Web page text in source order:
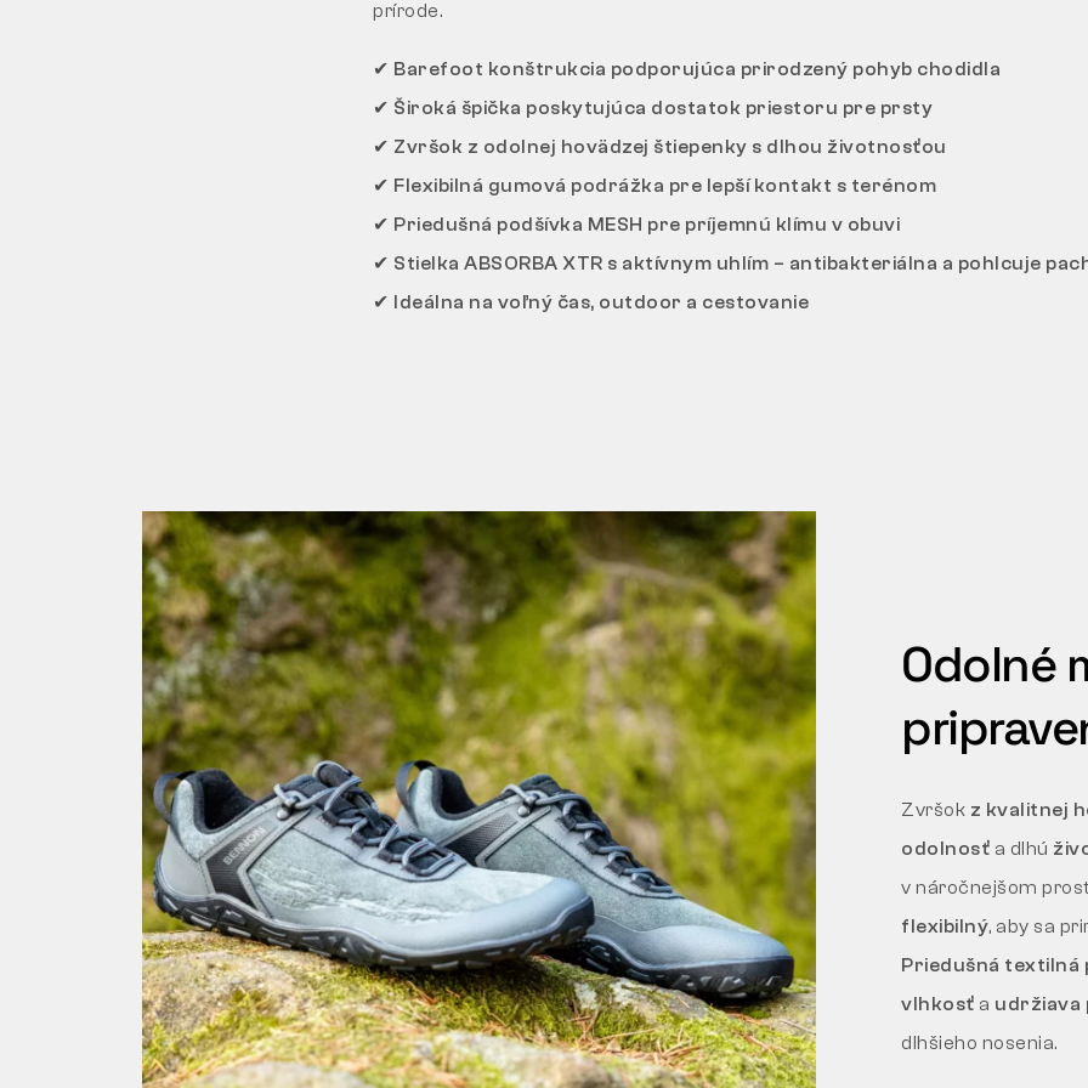
prírode.
✔ Barefoot konštrukcia podporujúca prirodzený pohyb chodidla
✔ Široká špička poskytujúca dostatok priestoru pre prsty
✔ Zvršok z odolnej hovädzej štiepenky s dlhou životnosťou
✔ Flexibilná gumová podrážka pre lepší kontakt s terénom
✔ Priedušná podšívka MESH pre príjemnú klímu v obuvi
✔ Stielka ABSORBA XTR s aktívnym uhlím – antibakteriálna a pohlcuje
✔ Ideálna na voľný čas, outdoor a cestovanie
Odolné
Zvršok z kvalitnej
odolnosť a dlhú
v náročnejšom
flexibilný, aby sa
Priedušná textilná
vlhkosť a udržiava
dlhšieho nosenia.